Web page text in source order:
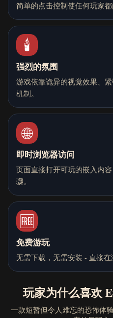
简单的点击控制使任何玩家都
🕯️
强烈的氛围
游戏依靠诡异的视觉效果、
机制。
🌐
即时浏览器访问
页面直接打开可玩的嵌入内
骤。
🆓
免费游玩
无需下载，无需安装 - 直接在
玩家为什么喜欢
一款短暂但令人难忘的恐怖体